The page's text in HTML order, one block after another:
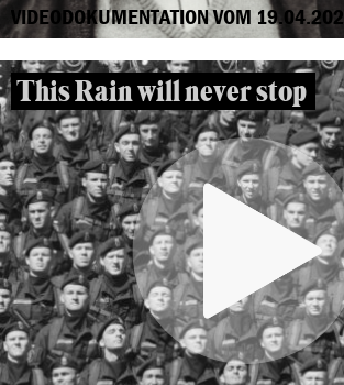
VIDEODOKUMENTATION VOM
This Rain will never stop